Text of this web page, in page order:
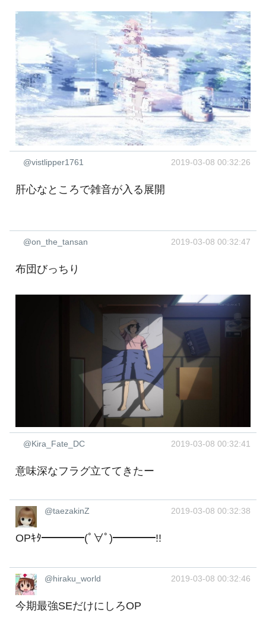
@vistlipper1761 2019-03-08 00:32:26
肝心なところで雑音が入る展開
@on_the_tansan 2019-03-08 00:32:47
布団びっちり ‍
@Kira_Fate_DC 2019-03-08 00:32:41
意味深なフラグ立ててきたー
@taezakinZ 2019-03-08 00:32:38
OPｷﾀ━━━━(ﾟ∀ﾟ)━━━━!!
@hiraku_world 2019-03-08 00:32:46
今期最強SEだけにしろOP